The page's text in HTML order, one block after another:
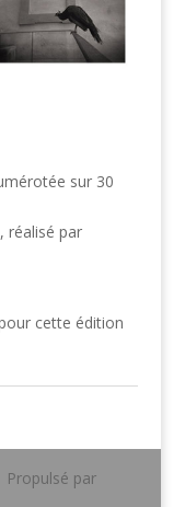
sur 30
réalisé par
cette édition
Propulsé par